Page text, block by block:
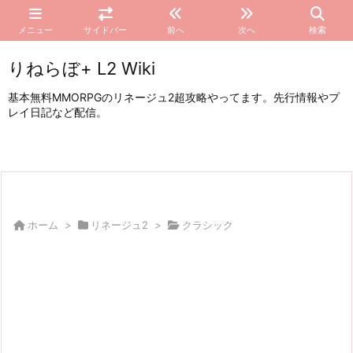
メニュー サイドバー 前へ 次へ 検索
りねらぼ+ L2 Wiki
基本無料MMORPGのリネージュ2超攻略やってます。先行情報やプ
レイ日記など配信。
ホーム > リネージュ2 > クラシック